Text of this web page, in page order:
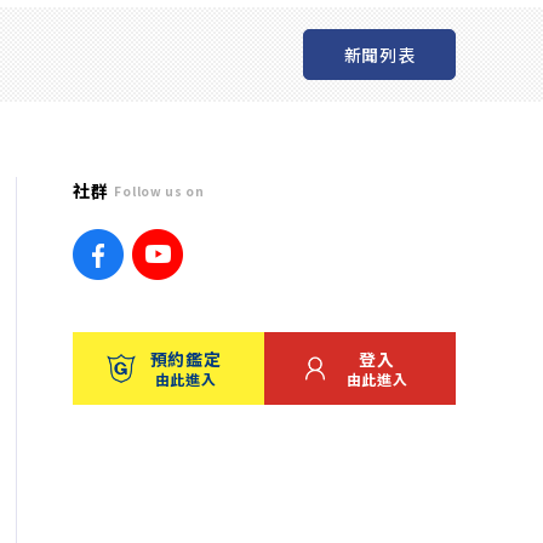
新聞列表
社群 Follow us on
預約鑑定
由此進入
登入
由此進入